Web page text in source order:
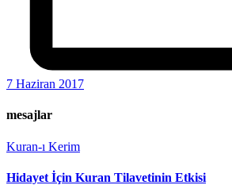
7 Haziran 2017
mesajlar
Kuran-ı Kerim
Hidayet İçin Kuran Tilavetinin Etkisi